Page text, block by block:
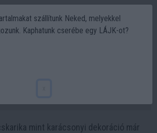
mint karácsonyi dekoráció már
szállítunk Neked, melyekkel
Kaphatunk cserébe egy LÁJK-ot?